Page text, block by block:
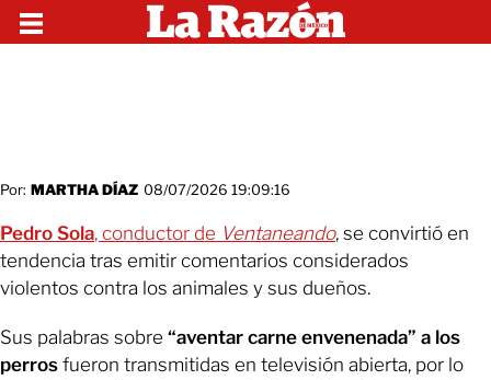
Por: MARTHA DÍAZ 08/07/2026 19:09:16
Pedro Sola, conductor de Ventaneando, se convirtió en
tendencia tras emitir comentarios considerados
violentos contra los animales y sus dueños.
Sus palabras sobre “aventar carne envenenada” a los
perros fueron transmitidas en televisión abierta, por lo